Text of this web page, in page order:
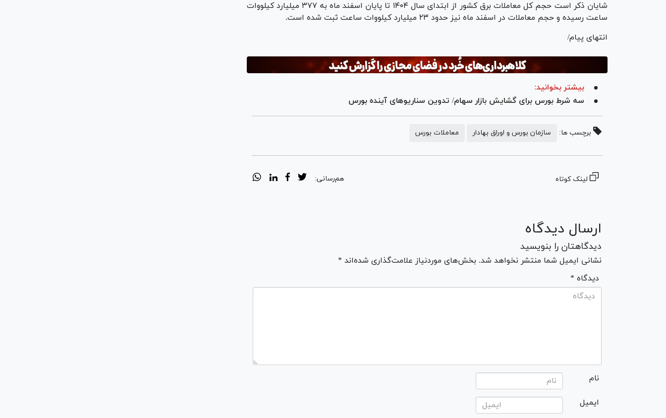
شایان ذکر است حجم کل معاملات برق کشور از ابتدای سال ۱۴۰۴ تا پایان اسفند ماه به ۳۷۷ میلیارد کیلووات
ساعت رسیده و حجم معاملات در اسفند ماه نیز حدود ۲۳ میلیارد کیلووات ساعت ثبت شده است.
انتهای پیام/
بیشتر بخوانید:
سه شرط بورس برای گشایش بازار سهام/ تدوین سناریو‌های آینده بورس
برچسب ها: سازمان بورس و اوراق بهادار معاملات بورس
لینک کوتاه هم‌رسانی:
ارسال دیدگاه
دیدگاهتان را بنویسید
نشانی ایمیل شما منتشر نخواهد شد. بخش‌های موردنیاز علامت‌گذاری شده‌اند *
* دیدگاه
نام
ایمیل